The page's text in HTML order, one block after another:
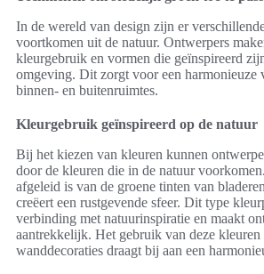
In de wereld van design zijn er
voortkomen uit de natuur. Ontwerpers
kleurgebruik en vormen die geïnspireerd
omgeving. Dit zorgt voor een harmonieuze
binnen- en buitenruimtes.
Kleurgebruik geïnspireerd op de natuur
Bij het kiezen van kleuren kunnen
door de kleuren die in de natuur
afgeleid is van de groene tinten van
creëert een rustgevende sfeer. Dit type
verbinding met natuurinspiratie en maakt
aantrekkelijk. Het gebruik van deze
wanddecoraties draagt bij aan een